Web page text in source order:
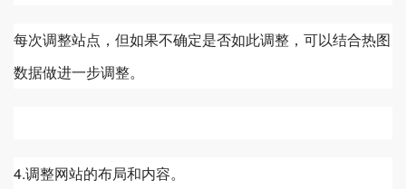
每次调整站点，但如果不确定是否如此调整，可以结合热图
数据做进一步调整。
4.调整网站的布局和内容。